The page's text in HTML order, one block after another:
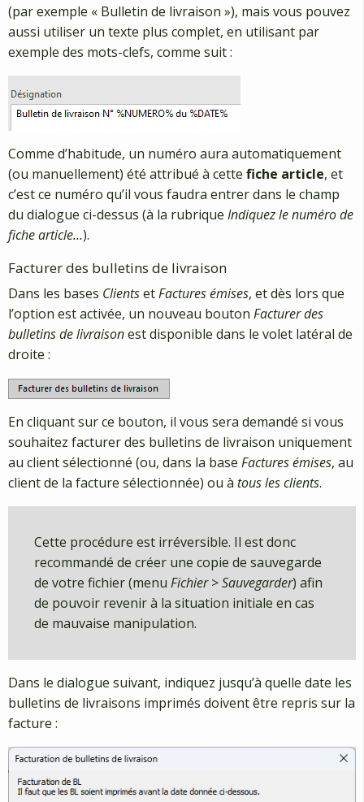
(par exemple « Bulletin de livraison »), mais vous pouvez
aussi utiliser un texte plus complet, en utilisant par
exemple des mots-clefs, comme suit :
Comme d’habitude, un numéro aura automatiquement
(ou manuellement) été attribué à cette fiche article, et
c’est ce numéro qu’il vous faudra entrer dans le champ
du dialogue ci-dessus (à la rubrique Indiquez le numéro de
fiche article…).
Facturer des bulletins de livraison
Dans les bases ClientsetFactures émises, et dès lors que
l’option est activée, un nouveau bouton Facturer des
bulletins de livraisonest disponible dans le volet latéral de
droite :
En cliquant sur ce bouton, il vous sera demandé si vous
souhaitez facturer des bulletins de livraison uniquement
au client sélectionné (ou, dans la base Factures émises, au
client de la facture sélectionnée) ou à tous les clients.
Cette procédure est irréversible. Il est donc
recommandé de créer une copie de sauvegarde
de votre fichier (menu Fichier>Sauvegarder) afin
de pouvoir revenir à la situation initiale en cas
de mauvaise manipulation.
Dans le dialogue suivant, indiquez jusqu’à quelle date les
bulletins de livraisons imprimés doivent être repris sur la
facture :